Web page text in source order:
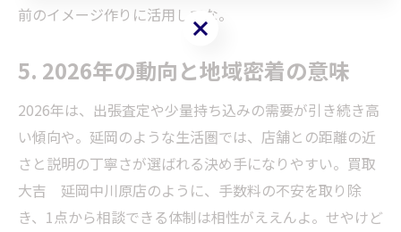
前のイメージ作りに活用してな。
5. 2026年の動向と地域密着の意味
2026年は、出張査定や少量持ち込みの需要が引き続き高
い傾向や。延岡のような生活圏では、店舗との距離の近
さと説明の丁寧さが選ばれる決め手になりやすい。買取
大吉 延岡中川原店のように、手数料の不安を取り除
き、1点から相談できる体制は相性がええんよ。せやけど
お問い合わせはこちら